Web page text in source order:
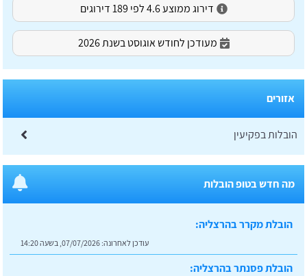
דירוג ממוצע 4.6 לפי 189 דירוגים
מעודכן לחודש אוגוסט בשנת 2026
אזורים
הובלות בפקיעין
מה חדש בטופ הובלות
הובלת מקרר בהרצליה:
עודכן לאחרונה: 07/07/2026, בשעה 14:20
הובלת פסנתר בהרצליה: